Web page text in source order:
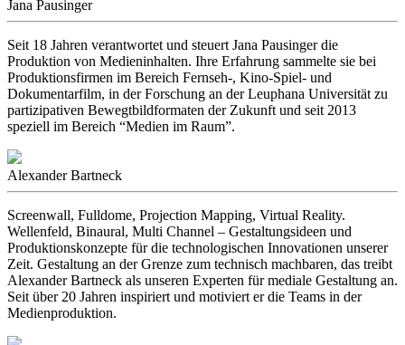
Jana Pausinger
Seit 18 Jahren verantwortet und steuert Jana Pausinger die
Produktion von Medieninhalten. Ihre Erfahrung sammelte sie bei
Produktionsfirmen im Bereich Fernseh-, Kino-Spiel- und
Dokumentarfilm, in der Forschung an der Leuphana Universität zu
partizipativen Bewegtbildformaten der Zukunft und seit 2013
speziell im Bereich “Medien im Raum”.
Alexander Bartneck
Screenwall, Fulldome, Projection Mapping, Virtual Reality.
Wellenfeld, Binaural, Multi Channel – Gestaltungsideen und
Produktionskonzepte für die technologischen Innovationen unserer
Zeit. Gestaltung an der Grenze zum technisch machbaren, das treibt
Alexander Bartneck als unseren Experten für mediale Gestaltung an.
Seit über 20 Jahren inspiriert und motiviert er die Teams in der
Medienproduktion.